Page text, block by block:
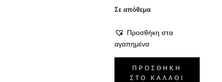
Σε απόθεμα
Προσθήκη στα
αγαπημένα
ΠΡΟΣΘΉΚΗ
ΣΤΟ ΚΑΛΆΘΙ